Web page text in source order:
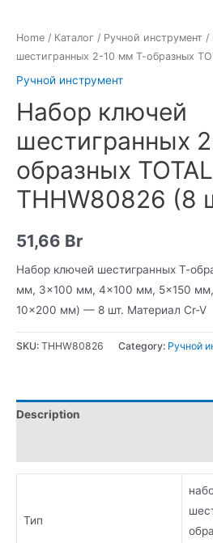
Home / Каталог / Ручной инструмент /
шестигранных 2-10 мм Т-образных
Ручной инструмент
Набор ключей
шестигранных
образных TOTAL
THHW80826 (8
51,66 Br
Набор ключей шестигранных Т-
мм, 3×100 мм, 4×100 мм, 5×150
10×200 мм) — 8 шт. Материал Cr-V
SKU: THHW80826 Category: Ручной
Description
Тип